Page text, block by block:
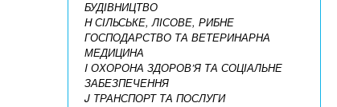
БУДІВНИЦТВО
H СІЛЬСЬКЕ, ЛІСОВЕ, РИБНЕ
ГОСПОДАРСТВО ТА ВЕТЕРИНАРНА
МЕДИЦИНА
I ОХОРОНА ЗДОРОВ’Я ТА СОЦІАЛЬНЕ
ЗАБЕЗПЕЧЕННЯ
J ТРАНСПОРТ ТА ПОСЛУГИ